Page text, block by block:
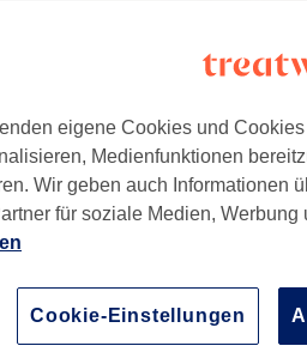
nimmt derzeit
eigene Cookies und
Medienfunktionen
Wir geben auch Informationen
für soziale Medien, Werbung
Cookie-Einstellungen